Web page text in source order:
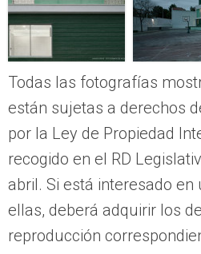
Todas las fotografías
están sujetas a derechos
por la Ley de Propiedad
recogido en el RD
abril. Si está interesado
ellas, deberá adquirir los
reproducción